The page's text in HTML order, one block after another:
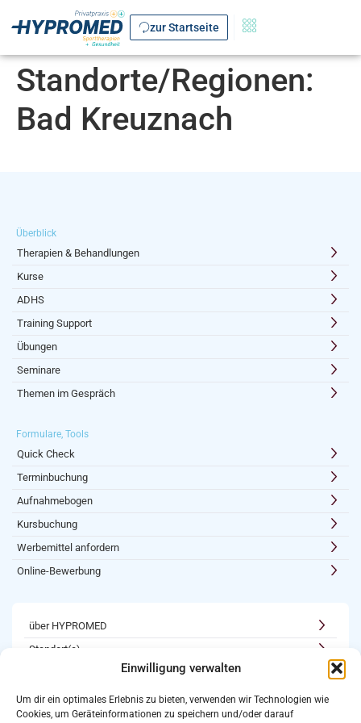
Einwilligung verwalten
Um dir ein optimales Erlebnis zu bieten, verwenden wir Technologien wie
Cookies, um Geräteinformationen zu speichern und/oder darauf
zur Startseite
Standorte/Regionen:
Bad Kreuznach
Überblick
Therapien & Behandlungen
Kurse
ADHS
Training Support
Übungen
Seminare
Themen im Gespräch
Formulare, Tools
Quick Check
Terminbuchung
Aufnahmebogen
Kursbuchung
Werbemittel anfordern
Online-Bewerbung
über HYPROMED
Standort(e)
Karriere
Newsletter